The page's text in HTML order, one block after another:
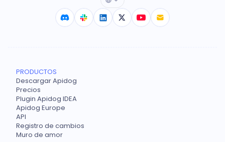
PRODUCTOS
Descargar Apidog
Precios
Plugin Apidog IDEA
Apidog Europe
API
Registro de cambios
Muro de amor